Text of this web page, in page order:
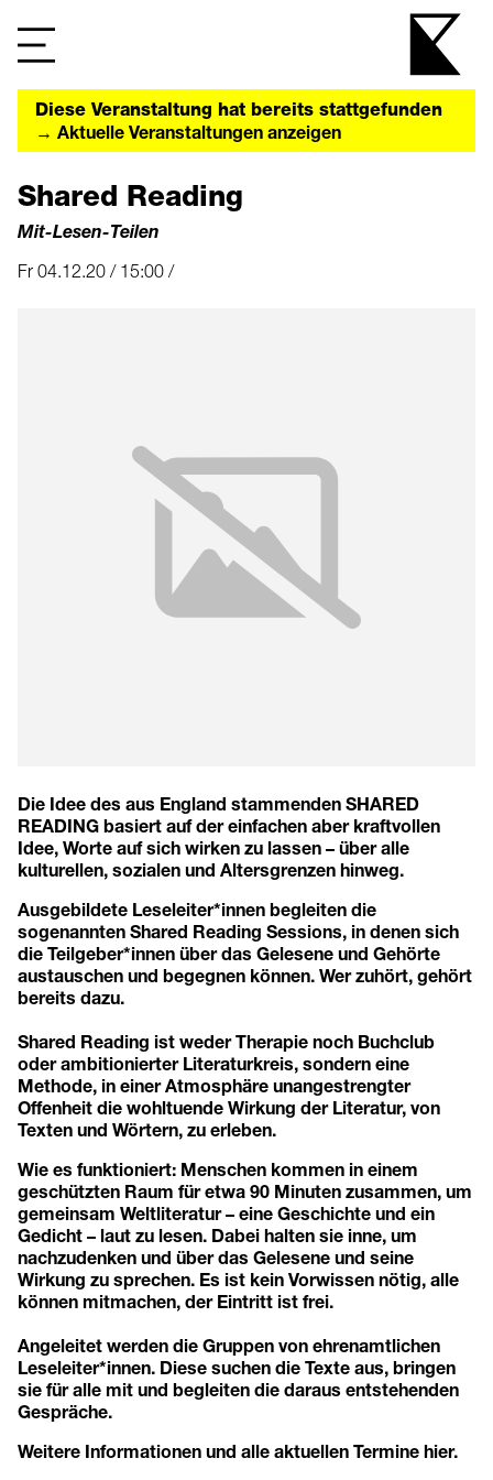
Diese Veranstaltung hat bereits stattgefunden
→ Aktuelle Veranstaltungen anzeigen
Shared Reading
Mit-Lesen-Teilen
Fr 04.12.20 / 15:00 /
Die Idee des aus England stammenden SHARED
READING basiert auf der einfachen aber kraftvollen
Idee, Worte auf sich wirken zu lassen – über alle
kulturellen, sozialen und Altersgrenzen hinweg.
Ausgebildete Leseleiter*innen begleiten die
sogenannten Shared Reading Sessions, in denen sich
die Teilgeber*innen über das Gelesene und Gehörte
austauschen und begegnen können. Wer zuhört, gehört
bereits dazu.
Shared Reading ist weder Therapie noch Buchclub
oder ambitionierter Literaturkreis, sondern eine
Methode, in einer Atmosphäre unangestrengter
Offenheit die wohltuende Wirkung der Literatur, von
Texten und Wörtern, zu erleben.
Wie es funktioniert: Menschen kommen in einem
geschützten Raum für etwa 90 Minuten zusammen, um
gemeinsam Weltliteratur – eine Geschichte und ein
Gedicht – laut zu lesen. Dabei halten sie inne, um
nachzudenken und über das Gelesene und seine
Wirkung zu sprechen. Es ist kein Vorwissen nötig, alle
können mitmachen, der Eintritt ist frei.
Angeleitet werden die Gruppen von ehrenamtlichen
Leseleiter*innen. Diese suchen die Texte aus, bringen
sie für alle mit und begleiten die daraus entstehenden
Gespräche.
Weitere Informationen und alle aktuellen Termine hier.